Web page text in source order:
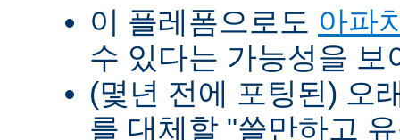
이 플레폼으로도 아파
수 있다는 가능성을 보
(몇년 전에 포팅된) 오
를 대체할 "쓸만하고